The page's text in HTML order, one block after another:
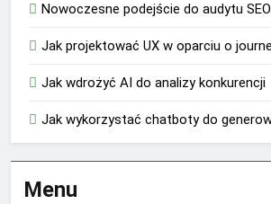
Nowoczesne podejście do audytu SEO
Jak projektować UX w oparciu o
Jak wdrożyć AI do analizy konkurencji
Jak wykorzystać chatboty do
Menu